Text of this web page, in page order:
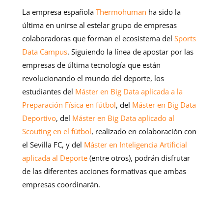
La empresa española Thermohuman ha sido la
última en unirse al estelar grupo de empresas
colaboradoras que forman el ecosistema del Sports
Data Campus. Siguiendo la línea de apostar por las
empresas de última tecnología que están
revolucionando el mundo del deporte, los
estudiantes del Máster en Big Data aplicada a la
Preparación Física en fútbol, del Máster en Big Data
Deportivo, del Máster en Big Data aplicado al
Scouting en el fútbol, realizado en colaboración con
el Sevilla FC, y del Máster en Inteligencia Artificial
aplicada al Deporte(entre otros), podrán disfrutar
de las diferentes acciones formativas que ambas
empresas coordinarán.